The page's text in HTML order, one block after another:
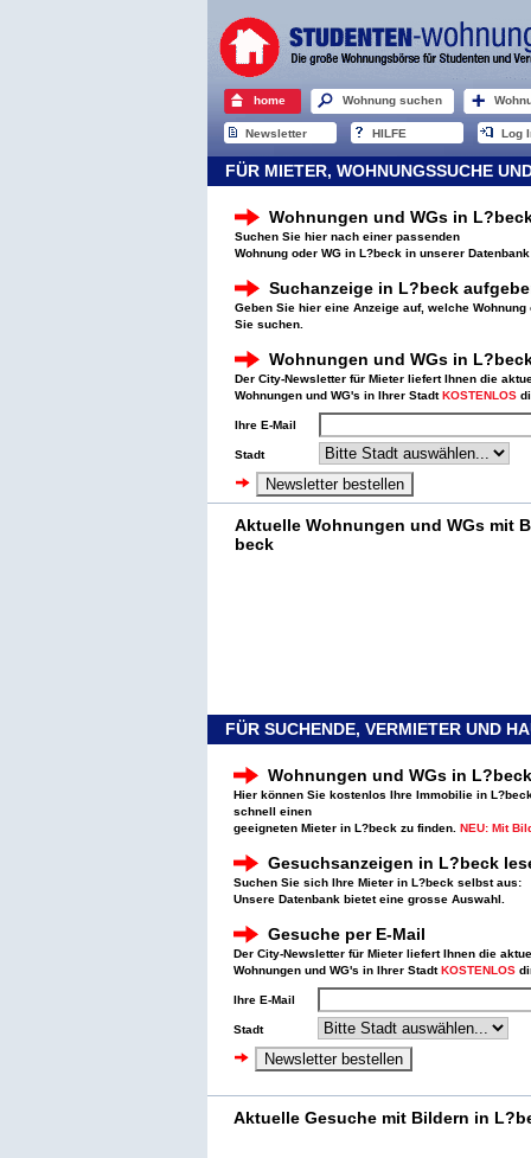
home Wohnung suchen
Newsletter HILFE Log
FÜR MIETER, WOHNUNGSSUCHE
Wohnungen und WGs in
Suchen Sie hier nach einer passenden
Wohnung oder WG in L?beck in unserer Datenbank
Suchanzeige in L?beck
Geben Sie hier eine Anzeige auf, welche Wohnung
Sie suchen.
Wohnungen und WGs in
Der City-Newsletter für Mieter liefert Ihnen die
Wohnungen und WG's in Ihrer StadtKOSTENLOS
Ihre E-Mail
Stadt
Aktuelle Wohnungen und WGs mit
beck
FÜR SUCHENDE, VERMIETER UND
Wohnungen und WGs in
Hier können Sie kostenlos Ihre Immobilie in
schnell einen
geeigneten Mieter in L?beck zu finden. NEU: Mit
Gesuchsanzeigen in L?beck
Suchen Sie sich Ihre Mieter in L?beck selbst aus:
Unsere Datenbank bietet eine grosse Auswahl.
Gesuche per E-Mail
Der City-Newsletter für Mieter liefert Ihnen die
Wohnungen und WG's in Ihrer StadtKOSTENLOS
Ihre E-Mail
Stadt
Aktuelle Gesuche mit Bildern in